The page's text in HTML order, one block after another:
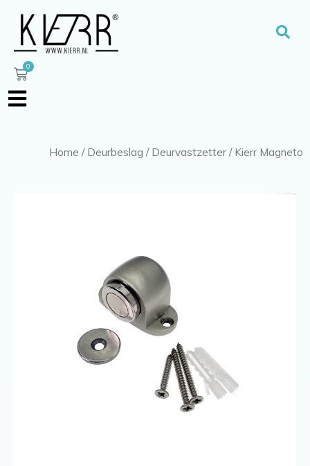
naar
inhoud
0
Winkelwagen
Home / Deurbeslag / Deurvastzetter / Kierr Magneto